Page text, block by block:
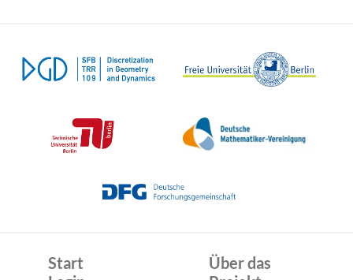
Start
Über das